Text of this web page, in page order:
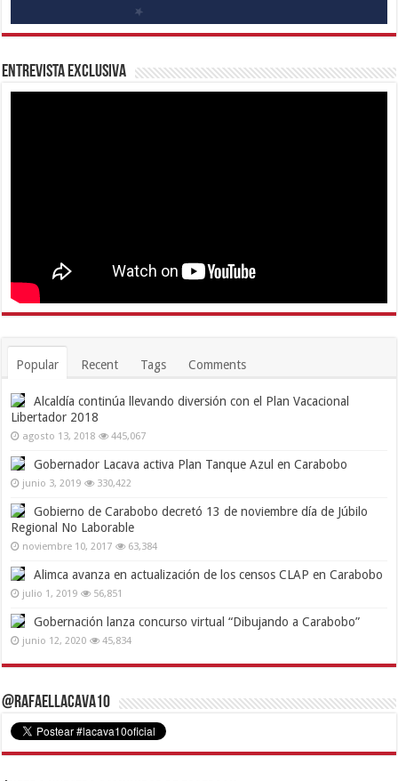
Entrevista Exclusiva
Popular Recent Tags Comments
Alcaldía continúa llevando diversión con el Plan Vacacional
Libertador 2018
agosto 13, 2018 445,067
Gobernador Lacava activa Plan Tanque Azul en Carabobo
junio 3, 2019 330,422
Gobierno de Carabobo decretó 13 de noviembre día de Júbilo
Regional No Laborable
noviembre 10, 2017 63,384
Alimca avanza en actualización de los censos CLAP en Carabobo
julio 1, 2019 56,851
Gobernación lanza concurso virtual “Dibujando a Carabobo”
junio 12, 2020 45,834
@RafaelLacava10